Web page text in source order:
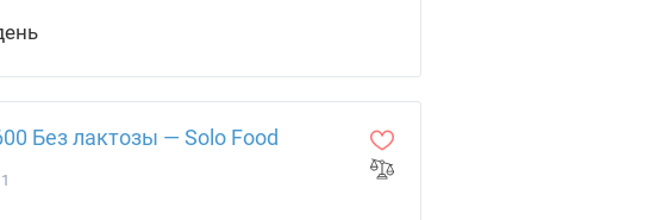
Без лактозы — Solo Food